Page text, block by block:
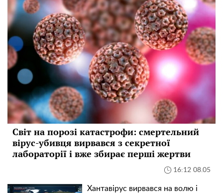
Світ на порозі катастрофи: смертельний
вірус-убивця вирвався з секретної
лабораторії і вже збирає перші жертви
16:12 08.05
Хантавірус вирвався на волю і